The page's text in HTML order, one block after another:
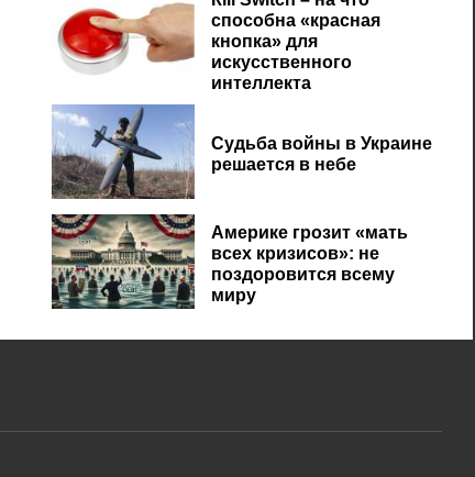
способна «красная
кнопка» для
искусственного
интеллекта
Судьба войны в Украине
решается в небе
Америке грозит «мать
всех кризисов»: не
поздоровится всему
миру